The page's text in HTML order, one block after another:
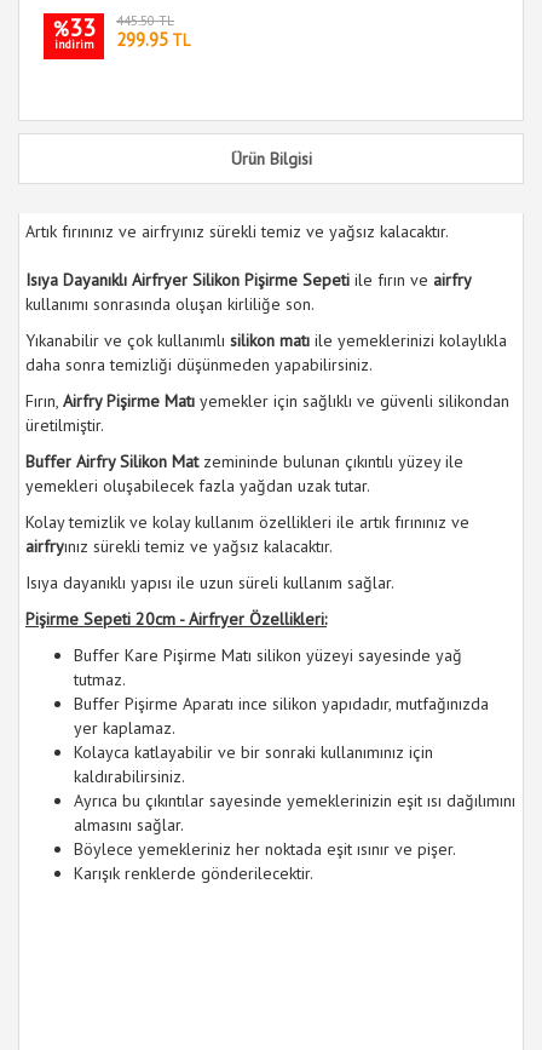
%33
indirim
445.50 TL
299.95 TL
Ürün Bilgisi
Artık fırınınız ve airfryınız sürekli temiz ve yağsız kalacaktır.
Isıya Dayanıklı Airfryer Silikon Pişirme Sepeti ile fırın ve airfry
kullanımı sonrasında oluşan kirliliğe son.
Yıkanabilir ve çok kullanımlı silikon matı ile yemeklerinizi kolaylıkla
daha sonra temizliği düşünmeden yapabilirsiniz.
Fırın, Airfry Pişirme Matı yemekler için sağlıklı ve güvenli silikondan
üretilmiştir.
Buffer Airfry Silikon Matzemininde bulunan çıkıntılı yüzey ile
yemekleri oluşabilecek fazla yağdan uzak tutar.
Kolay temizlik ve kolay kullanım özellikleri ile artık fırınınız ve
airfryınız sürekli temiz ve yağsız kalacaktır.
Isıya dayanıklı yapısı ile uzun süreli kullanım sağlar.
Pişirme Sepeti 20cm - Airfryer Özellikleri:
Buffer Kare Pişirme Matı silikon yüzeyi sayesinde yağ
tutmaz.
Buffer Pişirme Aparatı ince silikon yapıdadır, mutfağınızda
yer kaplamaz.
Kolayca katlayabilir ve bir sonraki kullanımınız için
kaldırabilirsiniz.
Ayrıca bu çıkıntılar sayesinde yemeklerinizin eşit ısı dağılımını
almasını sağlar.
Böylece yemekleriniz her noktada eşit ısınır ve pişer.
Karışık renklerde gönderilecektir.